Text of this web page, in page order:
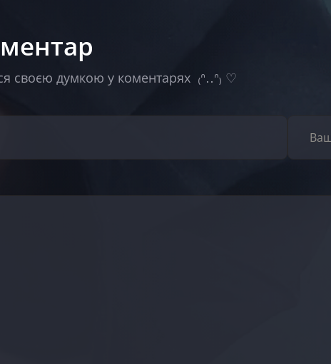
своєю думкою у коментарях ₍ᐢ‥ᐢ₎ ♡